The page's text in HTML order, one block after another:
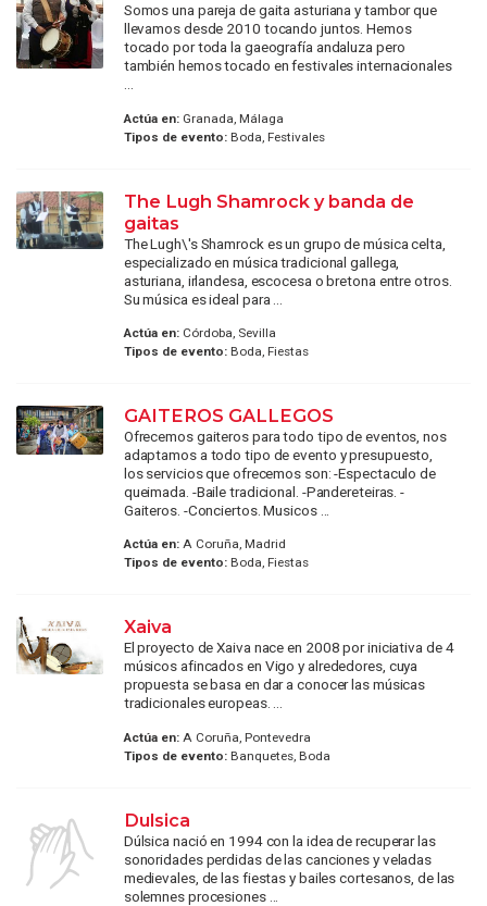
Somos una pareja de gaita asturiana y tambor que
llevamos desde 2010 tocando juntos. Hemos
tocado por toda la gaeografía andaluza pero
también hemos tocado en festivales internacionales
Actúa en:Granada, Málaga
Tipos de evento:Boda, Festivales
The Lugh Shamrock y banda de
gaitas
The Lugh\'s Shamrock es un grupo de música celta,
especializado en música tradicional gallega,
asturiana, irlandesa, escocesa o bretona entre otros.
Su música es ideal para ...
Actúa en:Córdoba, Sevilla
Tipos de evento:Boda, Fiestas
GAITEROS GALLEGOS
Ofrecemos gaiteros para todo tipo de eventos, nos
adaptamos a todo tipo de evento y presupuesto,
los servicios que ofrecemos son: -Espectaculo de
queimada. -Baile tradicional. -Pandereteiras. -
Gaiteros. -Conciertos. Musicos ...
Actúa en:A Coruña, Madrid
Tipos de evento:Boda, Fiestas
Xaiva
El proyecto de Xaiva nace en 2008 por iniciativa de 4
músicos afincados en Vigo y alrededores, cuya
propuesta se basa en dar a conocer las músicas
tradicionales europeas. ...
Actúa en:A Coruña, Pontevedra
Tipos de evento:Banquetes, Boda
Dulsica
Dúlsica nació en 1994 con la idea de recuperar las
sonoridades perdidas de las canciones y veladas
medievales, de las fiestas y bailes cortesanos, de las
solemnes procesiones ...